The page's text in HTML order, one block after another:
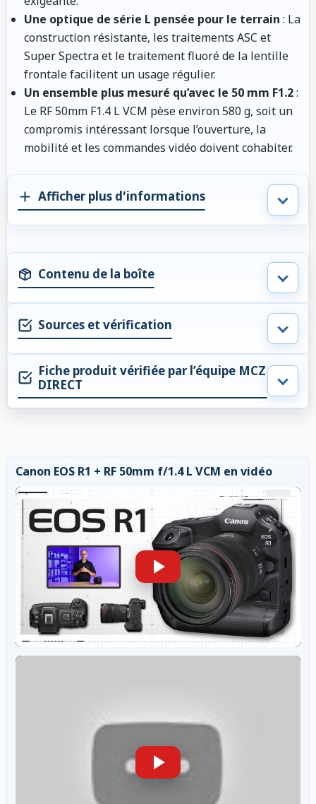
Une optique de série L pensée pour le terrain : La
construction résistante, les traitements ASC et
Super Spectra et le traitement fluoré de la lentille
frontale facilitent un usage régulier.
Un ensemble plus mesuré qu’avec le 50 mm F1.2:
Le RF 50mm F1.4 L VCM pèse environ 580 g, soit un
compromis intéressant lorsque l’ouverture, la
mobilité et les commandes vidéo doivent cohabiter.
Afficher plus d'informations
Contenu de la boîte
Sources et vérification
Fiche produit vérifiée par l’équipe MCZ
DIRECT
Canon EOS R1 + RF 50mm f/1.4 L VCM en vidéo